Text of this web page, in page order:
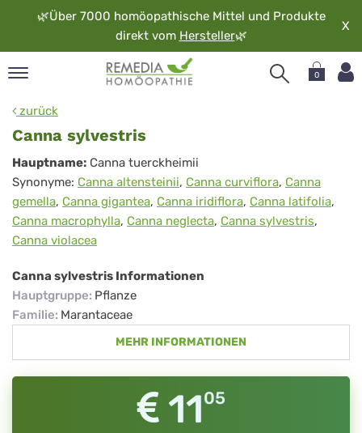
🌿Über 7000 homöopathische Mittel und Produkte
direkt vom Hersteller🌿
X
0
zurück
Canna sylvestris
Canna
sylvestris
Hauptname: Canna tuerckheimii
Synonyme: Canna altensteinii, Canna curviflora, Canna
gemella, Canna gigantea, Canna iridiflora, Canna latifolia,
Canna macrophylla, Canna neglecta, Canna sylvestris,
Canna violacea
Canna sylvestris Informationen
Hauptgruppe: Pflanze
Familie: Marantaceae
MEHR INFORMATIONEN
1105